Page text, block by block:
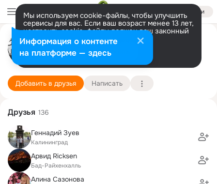
Войти
Мы используем cookie-файлы, чтобы улучшить
сервисы для вас. Если ваш возраст менее 13 лет,
настроить cookie-файлы должен ваш законный
представитель. Больше информации
Разрешить все Настроить
Alexander Maier
Rheine 15 июня (49 лет)
Подробнее
Добавить в друзья Написать
Друзья 136
Геннадий Зуев
Калининград
Арвид Ricksen
Бад-Райхенхалль
Алина Сазонова
Информация о контенте
на платформе — здесь